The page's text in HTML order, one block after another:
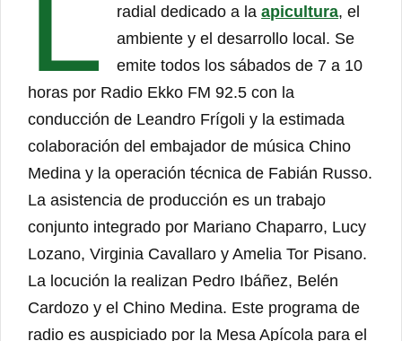
radial dedicado a laapicultura, el
ambiente y el desarrollo local. Se
emite todos los sábados de 7 a 10
horas por Radio Ekko FM 92.5 con la
conducción de Leandro Frígoli y la estimada
colaboración del embajador de música Chino
Medina y la operación técnica de Fabián Russo.
La asistencia de producción es un trabajo
conjunto integrado por Mariano Chaparro, Lucy
Lozano, Virginia Cavallaro y Amelia Tor Pisano.
La locución la realizan Pedro Ibáñez, Belén
Cardozo y el Chino Medina. Este programa de
radio es auspiciado por la Mesa Apícola para el